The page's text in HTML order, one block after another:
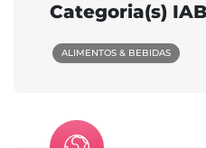
Categoria(s) IAB
ALIMENTOS & BEBIDAS